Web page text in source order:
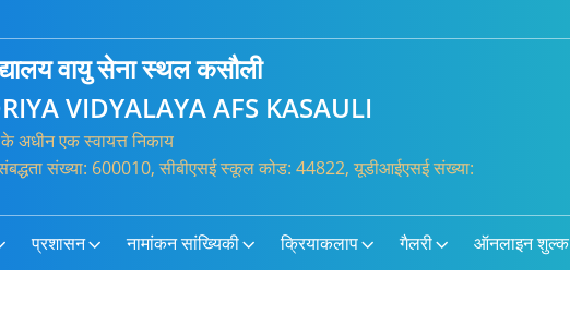
वायु सेना स्थल कसौली
VIDYALAYA AFS KASAULI
अधीन एक स्वायत्त निकाय
संख्या: 600010, सीबीएसई स्कूल कोड: 44822, यूडीआईएसई संख्या:
प्रशासन नामांकन सांख्यिकी क्रियाकलाप गैलरी ऑनलाइन शुल्क